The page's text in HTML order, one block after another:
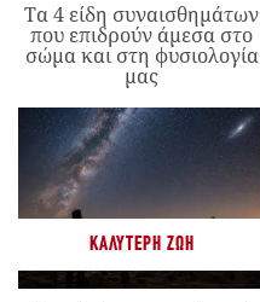
Τα 4 είδη συναισθημάτων
που επιδρούν άμεσα στο
σώμα και στη φυσιολογία
μας
ΚΑΛΎΤΕΡΗ ΖΩΉ